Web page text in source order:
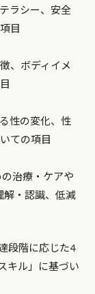
ラシー、安全
目
、ボディイメ
性の変化、性
ての項目
治療・ケアや
解・認識、低減
段階に応じた4
キル」に基づい